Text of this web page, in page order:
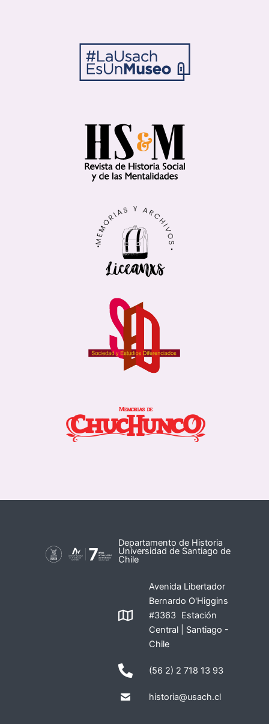
Departamento de Historia
Universidad de Santiago de
Chile
Avenida Libertador
Bernardo O'Higgins
#3363 Estación
Central | Santiago -
Chile
(56 2) 2 718 13 93
historia@usach.cl